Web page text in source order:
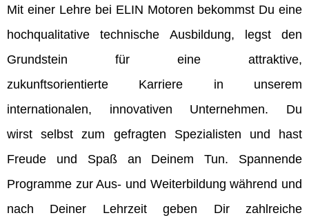
Mit einer Lehre bei ELIN Motoren bekommst Du eine
hochqualitative technische Ausbildung, legst den
Grundstein für eine attraktive,
zukunftsorientierte Karriere in unserem
internationalen, innovativen Unternehmen. Du
wirst selbst zum gefragten Spezialisten und hast
Freude und Spaß an Deinem Tun. Spannende
Programme zur Aus- und Weiterbildung während und
nach Deiner Lehrzeit geben Dir zahlreiche